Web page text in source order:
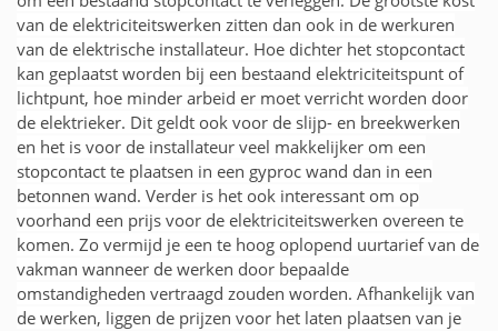
van de elektriciteitswerken zitten dan ook in de werkuren
van de elektrische installateur. Hoe dichter het stopcontact
kan geplaatst worden bij een bestaand elektriciteitspunt of
lichtpunt, hoe minder arbeid er moet verricht worden door
de elektrieker. Dit geldt ook voor de slijp- en breekwerken
en het is voor de installateur veel makkelijker om een
stopcontact te plaatsen in een gyproc wand dan in een
betonnen wand. Verder is het ook interessant om op
voorhand een prijs voor de elektriciteitswerken overeen te
komen. Zo vermijd je een te hoog oplopend uurtarief van de
vakman wanneer de werken door bepaalde
omstandigheden vertraagd zouden worden. Afhankelijk van
de werken, liggen de prijzen voor het laten plaatsen van je